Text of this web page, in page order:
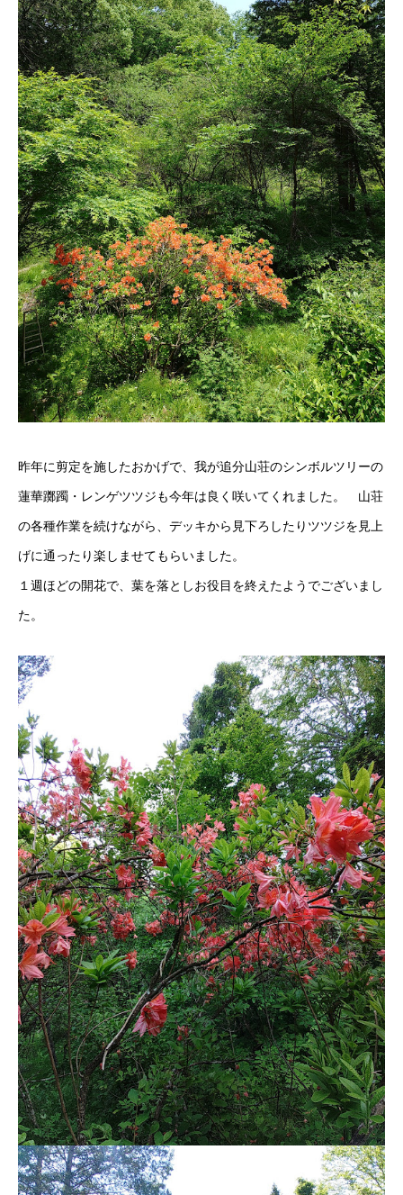
昨年に剪定を施したおかげで、我が追分山荘のシンボルツリーの
蓮華躑躅・レンゲツツジも今年は良く咲いてくれました。 山荘
の各種作業を続けながら、デッキから見下ろしたりツツジを見上
げに通ったり楽しませてもらいました。
１週ほどの開花で、葉を落としお役目を終えたようでございまし
た。